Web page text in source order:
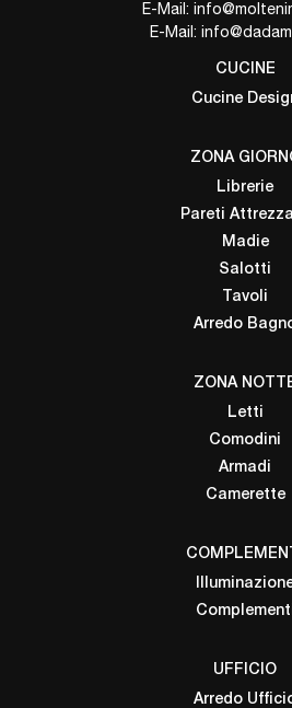
E-Mail:
E-Mail:
CUCINE
Cucine
ZONA
Librerie
Pareti
Madie
Salotti
Tavoli
Arredo
ZONA
Letti
Comodini
Armadi
Camerette
UFFICIO
Arredo